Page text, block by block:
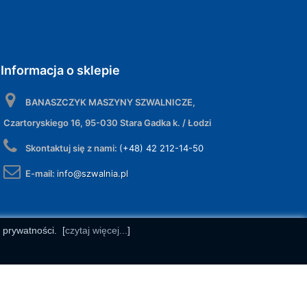
Informacja o sklepie
BANASZCZYK MASZYNY SZWALNICZE,
Czartoryskiego 16, 95-030 Stara Gadka k. / Łodzi
Skontaktuj się z nami: (+48) 42 212-14-50
E-mail: info@szwalnia.pl
[czytaj więcej... ]